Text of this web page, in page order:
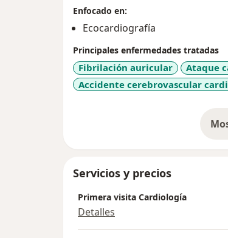
Enfocado en:
Ecocardiografía
Principales enfermedades tratadas
Fibrilación auricular Ataque
Accidente cerebrovascular
Servicios y precios
Primera visita Cardiología
Detalles